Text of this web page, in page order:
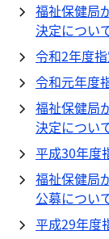
福祉保健局
決定につい
令和2年度
令和元年度
福祉保健局
決定につい
平成30年度
福祉保健局
公募につい
平成29年度